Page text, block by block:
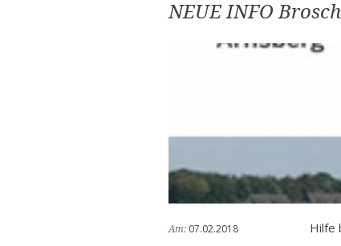
NEUE INFO
Am: 07.02.2018 Hilfe